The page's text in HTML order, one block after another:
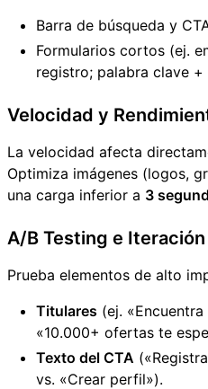
Barra de búsqueda y
Formularios cortos (ej.
registro; palabra clave
Velocidad y
La velocidad afecta
Optimiza imágenes (logos,
una carga inferior a 3
A/B Testing e Iteración
Prueba elementos de alto
Titulares (ej.
«10.000+ ofertas te
Texto del CTA
vs. «Crear perfil»).